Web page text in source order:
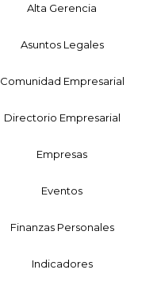
Alta Gerencia
Asuntos Legales
Comunidad Empresarial
Directorio Empresarial
Empresas
Eventos
Finanzas Personales
Indicadores